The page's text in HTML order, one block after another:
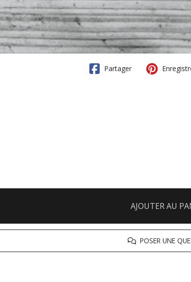
Partager
AJOUTER AU
POSER UNE